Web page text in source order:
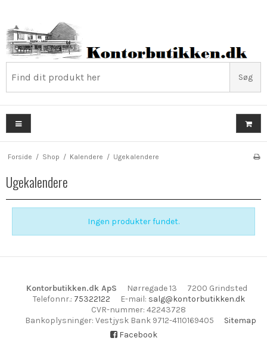
Søg
Forside / Shop / Kalendere / Ugekalendere
Ugekalendere
Ingen produkter fundet.
Kontorbutikken.dk ApS Nørregade 13
7200 Grindsted
Telefonnr.: 75322122 E-mail: salg@kontorbutikken.dk
CVR-nummer: 42243728
Bankoplysninger: Vestjysk Bank 9712-4110169405
Sitemap
Facebook